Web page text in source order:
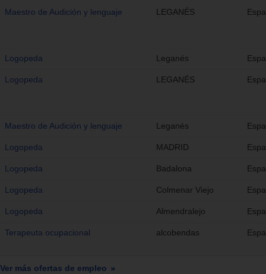
Maestro de Audición y lenguaje LEGANÉS
Logopeda Leganés
Logopeda LEGANÉS
Maestro de Audición y lenguaje Leganés
Logopeda MADRID
Logopeda Badalona
Logopeda Colmenar Viejo
Logopeda Almendralejo
Terapeuta ocupacional alcobendas
Ver más ofertas de empleo